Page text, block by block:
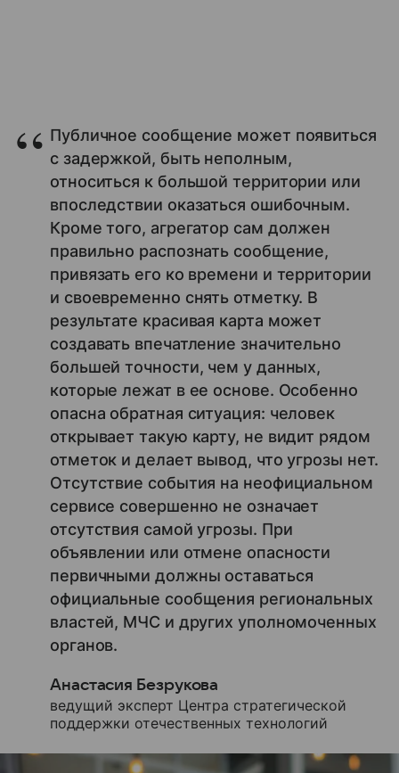
Публичное сообщение может появиться
с задержкой, быть неполным,
относиться к большой территории или
впоследствии оказаться ошибочным.
Кроме того, агрегатор сам должен
правильно распознать сообщение,
привязать его ко времени и территории
и своевременно снять отметку. В
результате красивая карта может
создавать впечатление значительно
большей точности, чем у данных,
которые лежат в ее основе. Особенно
опасна обратная ситуация: человек
открывает такую карту, не видит рядом
отметок и делает вывод, что угрозы нет.
Отсутствие события на неофициальном
сервисе совершенно не означает
отсутствия самой угрозы. При
объявлении или отмене опасности
первичными должны оставаться
официальные сообщения региональных
властей, МЧС и других уполномоченных
органов.
Анастасия Безрукова
ведущий эксперт Центра стратегической
поддержки отечественных технологий